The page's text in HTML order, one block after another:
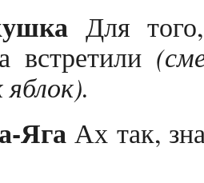
Для
встретили
Яга Ах так,